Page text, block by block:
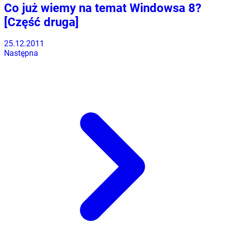
Co już wiemy na temat Windowsa 8?
[Część druga]
25.12.2011
Następna